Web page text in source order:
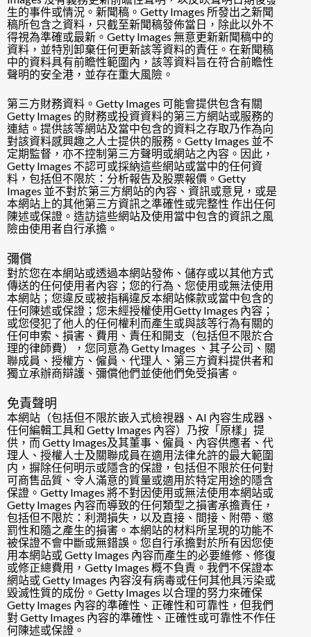
生的事件或情況。新聞稿。Getty Images 所發出之新聞
稿所包含之資料，只截至新聞稿發佈當日，除此以外不
得視為準確或最新。Getty Images 無意更新新聞稿中的
資料，並特別卸棄任何更新該等資料的責任。在新聞稿
中的資料具有前瞻性範圍內，該等資料旨在符合前瞻性
聲明的安全港，並存在重大風險。
第三方財務資料。Getty Images 可能會提供包含有關
Getty Images 的財務或投資資料的第三方網站或服務的
連結。提供該等網站及當中包含的資料之存取乃作為向
對該資料感興趣之人士提供的服務。Getty Images 並不
定期監督，亦不控制第三方聲明或網站之內容。因此，
Getty Images 不認可或採納這些網站或當中的任何資
料，包括但不限於：分析報告及股票報價。Getty
Images 並不對於第三方網站的內容、資訊或意見，或是
本網站上的其他第三方資訊之準確性或完整性 作出任何
陳述或保證。造訪這些網站及使用當中包含的資訊之風
險由使用者自行承擔。
彌償
對於您在本網站或透過本網站發佈、儲存或以其他方式
傳送的任何使用者內容；您的行為、您使用或無法使用
本網站；您違反或被指稱違反本網站條款或當中包含的
任何陳述或保證；您未經授權使用Getty Images 內容；
或您侵犯了他人的任何權利而產生或與該等行為有關的
任何申索、損害、費用、責任和開支（包括但不限於合
理的律師費），您同意為 Getty Images 、其子公司、關
聯成員、授權方、僱員、代理人、第三方資料提供者和
獨立承辦商辯護、彌償他們並使他們免受損害。
免責聲明
本網站（包括但不限於嵌入式檢視器、AI 內容生成器、
任何編輯工具和 Getty Images 內容）乃按「原樣」提
供，而 Getty Images及其董事、僱員、內容供應者、代
理人、授權人士及關聯成員在適用法律允許的最大範圍
内，摒除任何明示或隱含的保證，包括但不限於任何對
可商售品質、令人滿意的質量或適用於特定用途的隱含
保證。Getty Images 將不對因使用或無法使用本網站或
Getty Images 內容而導致的任何類型之損害承擔責任，
包括但不限於：利潤損失，以及直接、間接、附帶、懲
罰性和隨之產生的損害。本網站的材料所呈現的功能不
被保證不會中斷或無錯誤。您自行承擔對於所有因您使
用本網站或 Getty Images 內容而產生的必要維修、修復
或修正總費用，Getty Images 概不負責。我們不保證本
網站或 Getty Images 內容沒有病毒或任何其他具污染或
毀滅性質的成份。Getty Images 以合理的努力來確保
Getty Images 內容的準確性、正確性和可靠性，但我們
對 Getty Images 內容的準確性、正確性或可靠性不作任
何陳述或保證。